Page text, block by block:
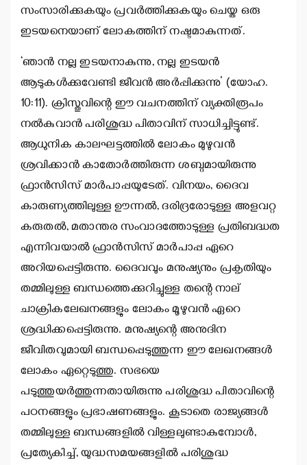
സംസാരിക്കുകയും പ്രവര്‍ത്തിക്കുകയും ചെയ്ത ഒരു
ഇടയനെയാണ് ലോകത്തിന് നഷ്ടമാകുന്നത്.
‘ഞാന്‍ നല്ല ഇടയനാകുന്നു, നല്ല ഇടയന്‍
ആടുകള്‍ക്കുവേണ്ടി ജീവന്‍ അര്‍പ്പിക്കുന്നു’ (യോഹ.
10:11). ക്രിസ്തുവിന്റെ ഈ വചനത്തിന് വ്യക്തിരൂപം
നല്‍കുവാന്‍ പരിശുദ്ധ പിതാവിന് സാധിച്ചിട്ടുണ്ട്.
ആധുനിക കാലഘട്ടത്തില്‍ ലോകം മുഴുവന്‍
ശ്രവിക്കാന്‍ കാതോര്‍ത്തിരുന്ന ശബ്ദമായിരുന്നു
ഫ്രാന്‍സിസ് മാര്‍പാപ്പയുടേത്. വിനയം, ദൈവ
കാരുണ്യത്തിലുള്ള ഊന്നല്‍, ദരിദ്രരോടുള്ള അളവറ്റ
കരുതല്‍, മതാന്തര സംവാദത്തോടുള്ള പ്രതിബദ്ധത
എന്നിവയാല്‍ ഫ്രാന്‍സിസ് മാര്‍പാപ്പ ഏറെ
അറിയപ്പെട്ടിരുന്നു. ദൈവവും മനുഷ്യനും പ്രകൃതിയും
തമ്മിലുള്ള ബന്ധത്തെക്കുറിച്ചുള്ള തന്റെ നാല്
ചാക്രികലേഖനങ്ങളും ലോകം മൂഴുവന്‍ ഏറെ
ശ്രദ്ധിക്കപ്പെട്ടിരുന്നു. മനുഷ്യന്റെ അനുദിന
ജീവിതവുമായി ബന്ധപ്പെടുത്തുന്ന ഈ ലേഖനങ്ങള്‍
ലോകം ഏറ്റെടുത്തു. സഭയെ
പടുത്തുയര്‍ത്തുന്നതായിരുന്നു പരിശുദ്ധ പിതാവിന്റെ
പഠനങ്ങളും പ്രഭാഷണങ്ങളും. കൂടാതെ രാജ്യങ്ങള്‍
തമ്മിലുള്ള ബന്ധങ്ങളില്‍ വിള്ളലുണ്ടാകുമ്പോള്‍,
പ്രത്യേകിച്ച്, യുദ്ധസമയങ്ങളില്‍ പരിശുദ്ധ